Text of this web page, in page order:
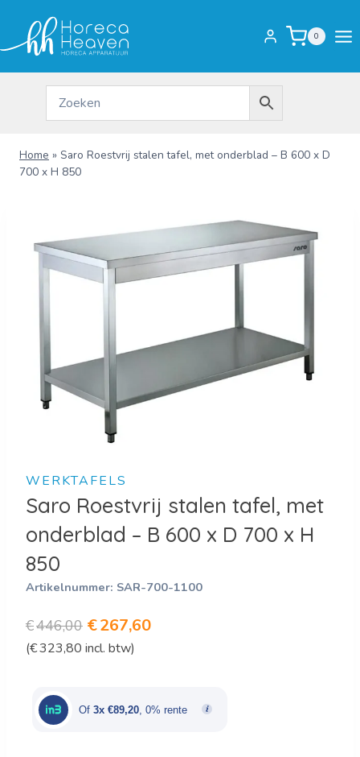
inhoud
0
Home » Saro Roestvrij stalen tafel, met onderblad – B 600 x D
700 x H 850
WERKTAFELS
Saro Roestvrij stalen tafel, met
onderblad – B 600 x D 700 x H
850
Artikelnummer: SAR-700-1100
€446,00 Oorspronkelijke
prijs
€446,00.
€267,60Huidige
€267,60.
(€323,80 incl. btw)
Of 3x €89,20 , 0% rente